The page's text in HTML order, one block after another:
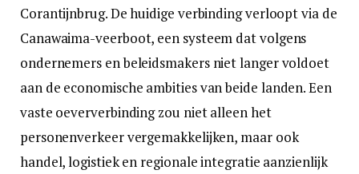
Corantijnbrug. De huidige verbinding verloopt via de
Canawaima-veerboot, een systeem dat volgens
ondernemers en beleidsmakers niet langer voldoet
aan de economische ambities van beide landen. Een
vaste oeververbinding zou niet alleen het
personenverkeer vergemakkelijken, maar ook
handel, logistiek en regionale integratie aanzienlijk